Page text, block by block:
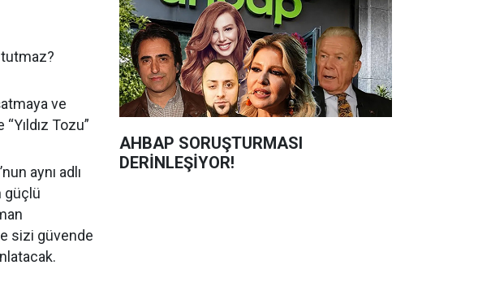
tutmaz?
ve
Tozu”
aynı adlı
güçlü
sizi güvende
AHBAP SORUŞTURMASI
DERİNLEŞİYOR!